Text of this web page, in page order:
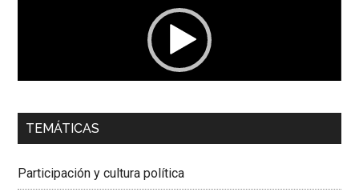
00:00 01:04
Dra. Carolina Corcho Mejía,Presidenta Corporación
Colombiana
TEMÁTICAS
Participación y cultura política